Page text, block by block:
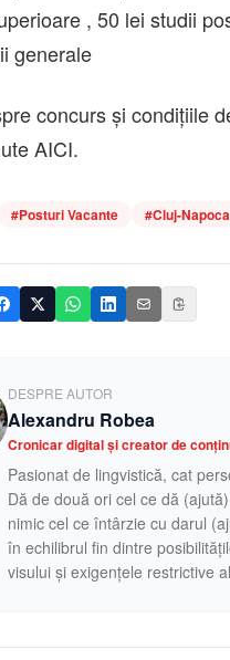
, 50 lei studii
generale
concurs și condițiile
AICI.
#Posturi Vacante #Cluj-Napoca
DESPRE AUTOR
Alexandru Robea
Cronicar digital și creator de
Pasionat de lingvistică, cat
Dă de două ori cel ce dă
nimic cel ce întârzie cu darul
în echilibrul fin dintre
visului și exigențele restrictive